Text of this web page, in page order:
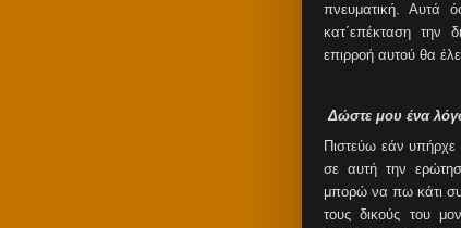
πνευματική. Αυτά
κατ΄επέκταση την
επιρροή αυτού θα
Δώστε μου ένα
Πιστεύω εάν
σε αυτή την
μπορώ να πω κάτι
τους δικούς του